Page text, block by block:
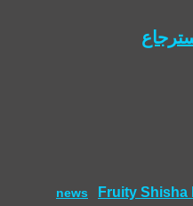
Fruity Shisha
news